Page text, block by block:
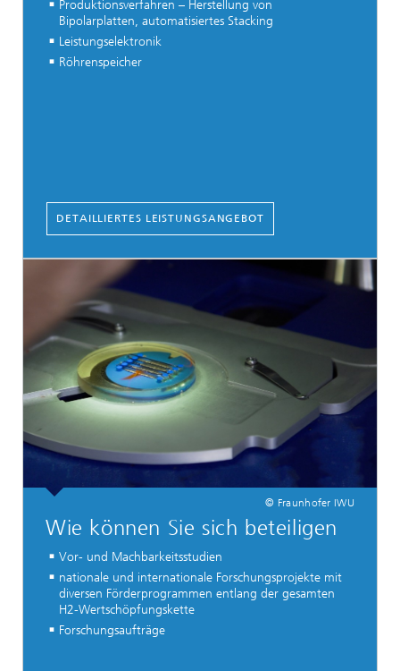
Produktionsverfahren – Herstellung von
Bipolarplatten, automatisiertes Stacking
Leistungselektronik
Röhrenspeicher
DETAILLIERTES LEISTUNGSANGEBOT
© Fraunhofer IWU
Wie können Sie sich beteiligen
Vor- und Machbarkeitsstudien
nationale und internationale Forschungsprojekte mit
diversen Förderprogrammen entlang der gesamten
H2-Wertschöpfungskette
Forschungsaufträge